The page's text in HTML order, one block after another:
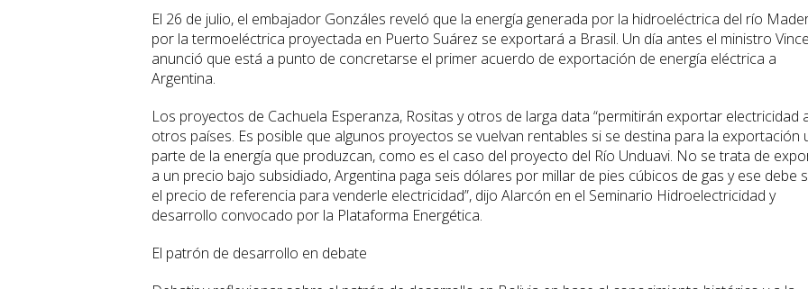
El 26 de julio, el embajador Gonzáles reveló que la energía generada por la hidroeléctrica del río
por la termoeléctrica proyectada en Puerto Suárez se exportará a Brasil. Un día antes el ministro
anunció que está a punto de concretarse el primer acuerdo de exportación de energía eléctrica a
Argentina.
Los proyectos de Cachuela Esperanza, Rositas y otros de larga data “permitirán exportar electricidad
otros países. Es posible que algunos proyectos se vuelvan rentables si se destina para la exportación
parte de la energía que produzcan, como es el caso del proyecto del Río Unduavi. No se trata de
a un precio bajo subsidiado, Argentina paga seis dólares por millar de pies cúbicos de gas y ese debe
el precio de referencia para venderle electricidad”, dijo Alarcón en el Seminario Hidroelectricidad y
desarrollo convocado por la Plataforma Energética.
El patrón de desarrollo en debate